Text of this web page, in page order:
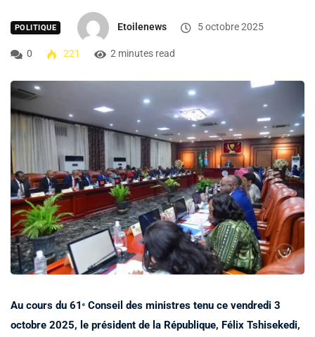
POLITIQUE Etoilenews 5 octobre 2025
0 221 2 minutes read
Au cours du 61ᵉ Conseil des ministres tenu ce vendredi 3
octobre 2025, le président de la République, Félix Tshisekedi,